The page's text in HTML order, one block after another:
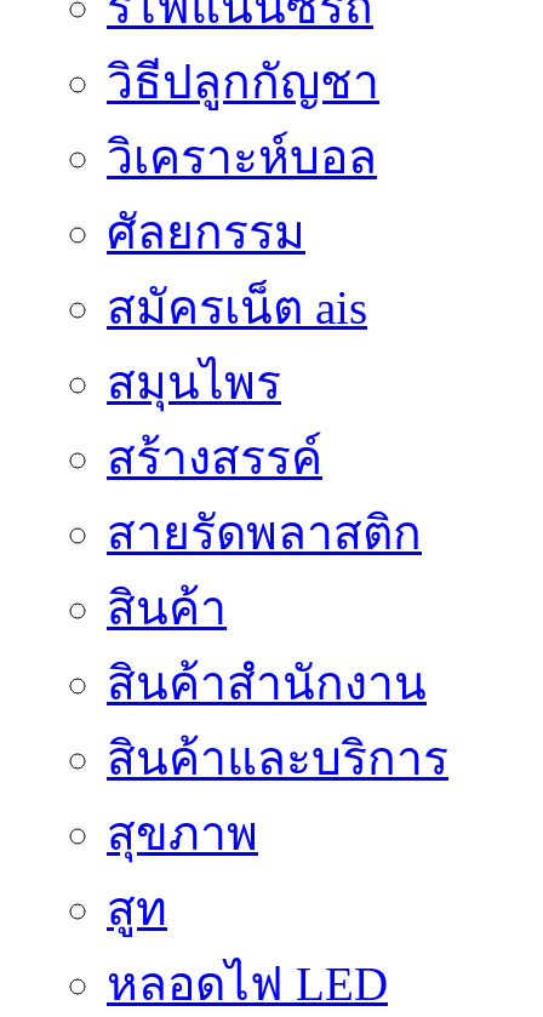
วิธีปลูกกัญชา
วิเคราะห์บอล
ศัลยกรรม
สมัครเน็ต ais
สมุนไพร
สร้างสรรค์
สายรัดพลาสติก
สินค้า
สินค้าสํานักงาน
สินค้าและบริการ
สุขภาพ
สูท
หลอดไฟ LED